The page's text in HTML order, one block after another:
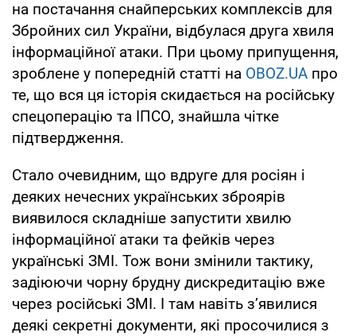
на постачання снайперських комплексів для
Збройних сил України, відбулася друга хвиля
інформаційної атаки. При цьому припущення,
зроблене у попередній статті на OBOZ.UA про
те, що вся ця історія скидається на російську
спецоперацію та ІПСО, знайшла чітке
підтвердження.
Стало очевидним, що вдруге для росіян і
деяких нечесних українських зброярів
виявилося складніше запустити хвилю
інформаційної атаки та фейків через
українські ЗМІ. Тож вони змінили тактику,
задіюючи чорну брудну дискредитацію вже
через російські ЗМІ. І там навіть зʼявилися
деякі секретні документи, які просочилися з